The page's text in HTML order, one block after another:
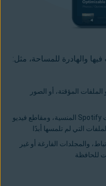
والهادرة للمساحة، مثل:
المؤقتة، أو الصور
البيانات غير المُستخدمة، مثل أغنيات Spotify المنسية، ومقاطع فيديو
والمجلدات الفارغة أو غير
للحافظة